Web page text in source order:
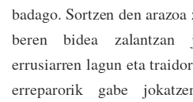
badago. Sortzen den
beren bidea zalantzan
errusiarren lagun eta
erreparorik gabe